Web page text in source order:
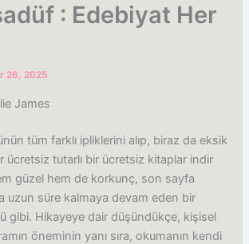
: Edebiyat Her
26, 2025
James
tüm farklı ipliklerini alıp, biraz da eksik
ücretsiz tutarlı bir ücretsiz kitaplar indir
güzel hem de korkunç, son sayfa
uzun süre kalmaya devam eden bir
gibi. Hikayeye dair düşündükçe, kişisel
öneminin yanı sıra, okumanın kendi